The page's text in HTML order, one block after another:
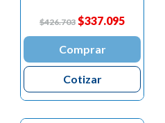
$426.703 $337.095
Comprar
Cotizar